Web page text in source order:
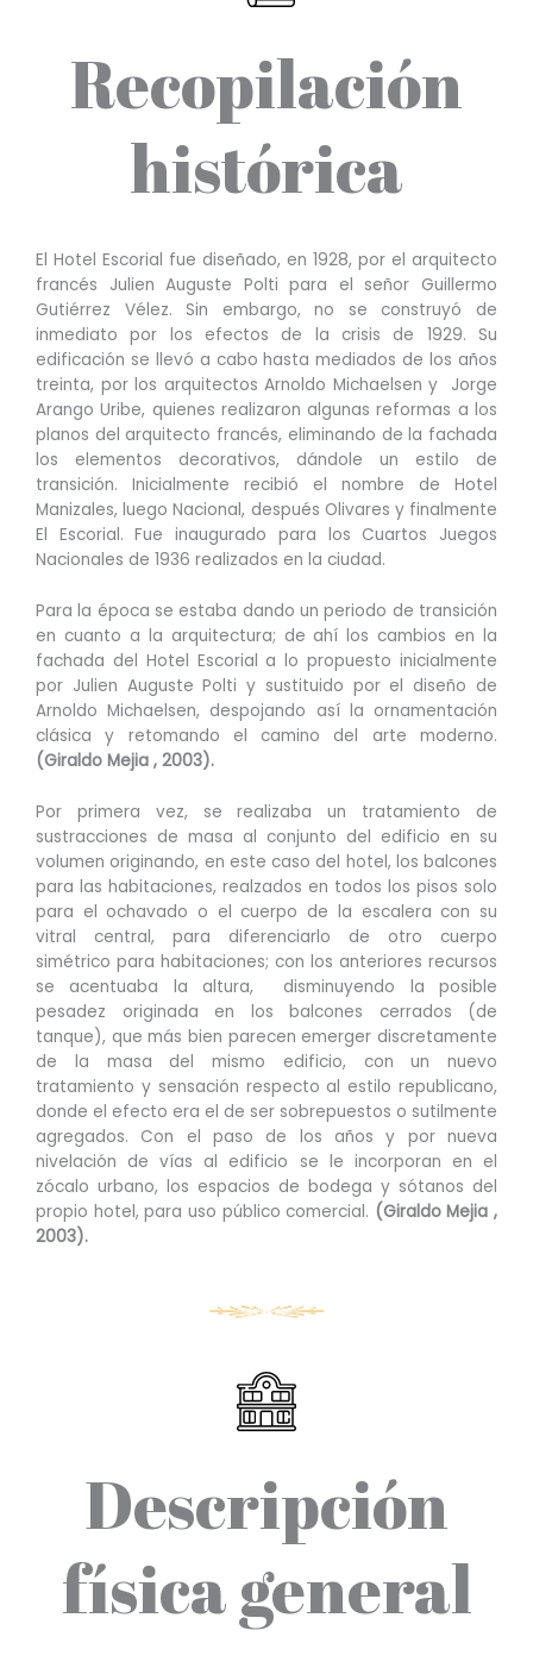
Recopilación
histórica
El Hotel Escorial fue diseñado, en 1928, por el arquitecto
francés Julien Auguste Polti para el señor Guillermo
Gutiérrez Vélez. Sin embargo, no se construyó de
inmediato por los efectos de la crisis de 1929. Su
edificación se llevó a cabo hasta mediados de los años
treinta, por los arquitectos Arnoldo Michaelsen y Jorge
Arango Uribe, quienes realizaron algunas reformas a los
planos del arquitecto francés, eliminando de la fachada
los elementos decorativos, dándole un estilo de
transición. Inicialmente recibió el nombre de Hotel
Manizales, luego Nacional, después Olivares y finalmente
El Escorial. Fue inaugurado para los Cuartos Juegos
Nacionales de 1936 realizados en la ciudad.
Para la época se estaba dando un periodo de transición
en cuanto a la arquitectura; de ahí los cambios en la
fachada del Hotel Escorial a lo propuesto inicialmente
por Julien Auguste Polti y sustituido por el diseño de
Arnoldo Michaelsen, despojando así la ornamentación
clásica y retomando el camino del arte moderno.
(Giraldo Mejia , 2003).
Por primera vez, se realizaba un tratamiento de
sustracciones de masa al conjunto del edificio en su
volumen originando, en este caso del hotel, los balcones
para las habitaciones, realzados en todos los pisos solo
para el ochavado o el cuerpo de la escalera con su
vitral central, para diferenciarlo de otro cuerpo
simétrico para habitaciones; con los anteriores recursos
se acentuaba la altura, disminuyendo la posible
pesadez originada en los balcones cerrados (de
tanque), que más bien parecen emerger discretamente
de la masa del mismo edificio, con un nuevo
tratamiento y sensación respecto al estilo republicano,
donde el efecto era el de ser sobrepuestos o sutilmente
agregados. Con el paso de los años y por nueva
nivelación de vías al edificio se le incorporan en el
zócalo urbano, los espacios de bodega y sótanos del
propio hotel, para uso público comercial. (Giraldo Mejia ,
2003).
Descripción
física general